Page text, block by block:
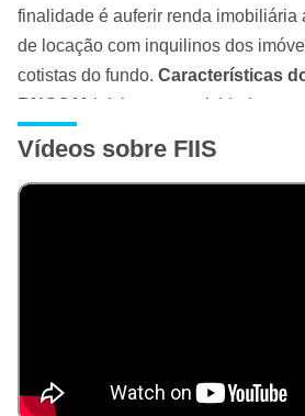
finalidade é auferir renda imobiliária
de locação com inquilinos dos
cotistas do fundo. Características
RNGO11 iniciou suas atividades em
que atendam aos interesses e aos
Investimentos DTVM Ltdaque
suas atividades relativas a essa
Vídeos sobre FIIS